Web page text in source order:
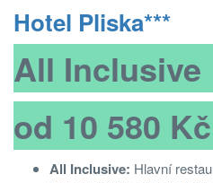
Hotel Pliska***
All Inclusive
od 10 580 Kč
All Inclusive: Hlavní